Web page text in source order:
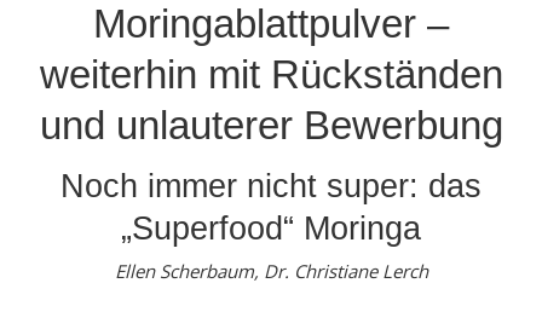
Moringablattpulver –
weiterhin mit Rückständen
und unlauterer Bewerbung
Noch immer nicht super: das
„Superfood“ Moringa
Ellen Scherbaum, Dr. Christiane Lerch